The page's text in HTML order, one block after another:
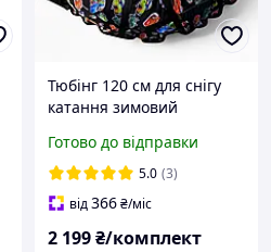
Тюбінг 120 см для снігу
катання зимовий
плюшка-гойдалка
таблетка дівчинка для
дорослих санки крижана
для горок
Готово до відправки
5.0 (3)
від366₴/міс
2 199₴/комплект